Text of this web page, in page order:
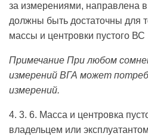
за измерениями, направлена
должны быть достаточны для
массы и центровки пустого ВС
Примечание При любом
измерений ВГА может
измерений.
4. 3. 6. Масса и центровка
владельцем или